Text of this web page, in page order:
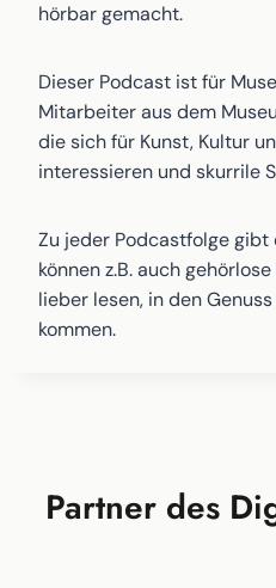
hörbar gemacht.
Dieser Podcast ist für
Mitarbeiter aus dem
die sich für Kunst, Kultur
interessieren und skurrile
Zu jeder Podcastfolge gibt
können z.B. auch
lieber lesen, in den
kommen.
Partner des